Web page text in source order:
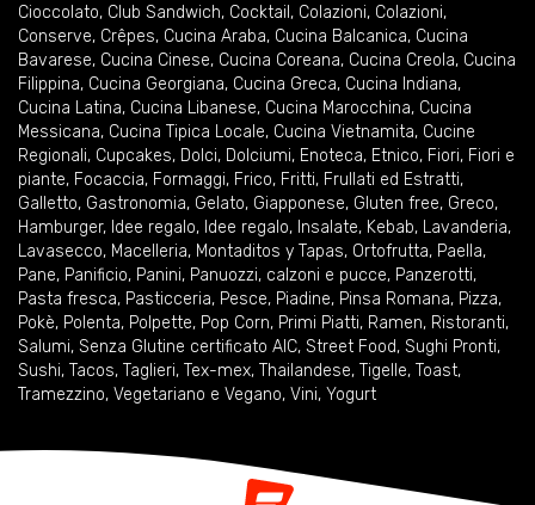
Cioccolato, Club Sandwich, Cocktail , Colazioni, Colazioni,
Conserve, Crêpes, Cucina Araba, Cucina Balcanica, Cucina
Bavarese, Cucina Cinese, Cucina Coreana, Cucina Creola, Cucina
Filippina, Cucina Georgiana, Cucina Greca, Cucina Indiana,
Cucina Latina, Cucina Libanese, Cucina Marocchina, Cucina
Messicana, Cucina Tipica Locale, Cucina Vietnamita, Cucine
Regionali, Cupcakes, Dolci, Dolciumi, Enoteca, Etnico, Fiori, Fiori e
piante, Focaccia, Formaggi, Frico, Fritti, Frullati ed Estratti,
Galletto, Gastronomia, Gelato, Giapponese, Gluten free, Greco,
Hamburger, Idee regalo, Idee regalo, Insalate, Kebab, Lavanderia,
Lavasecco, Macelleria, Montaditos y Tapas, Ortofrutta, Paella,
Pane, Panificio, Panini, Panuozzi, calzoni e pucce, Panzerotti,
Pasta fresca, Pasticceria, Pesce, Piadine, Pinsa Romana, Pizza,
Pokè, Polenta, Polpette, Pop Corn, Primi Piatti, Ramen, Ristoranti,
Salumi, Senza Glutine certificato AIC, Street Food, Sughi Pronti,
Sushi, Tacos, Taglieri, Tex-mex, Thailandese, Tigelle, Toast,
Tramezzino, Vegetariano e Vegano, Vini, Yogurt